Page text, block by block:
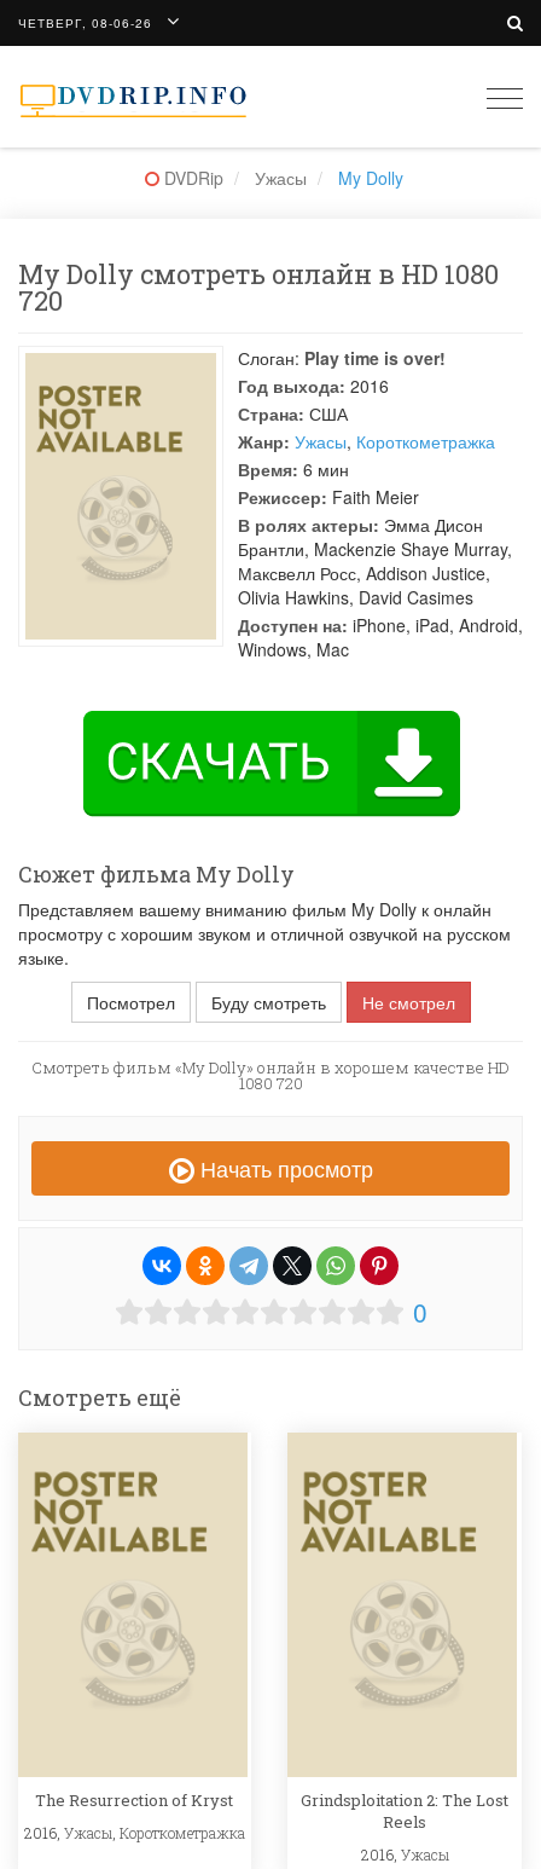
ЧЕТВЕРГ, 08-06-26
DVDRip Ужасы My Dolly
My Dolly смотреть онлайн в HD 1080
720
Слоган: Play time is over!
Год выхода: 2016
Страна: США
Жанр: Ужасы, Короткометражка
Время: 6 мин
Режиссер: Faith Meier
В ролях актеры: Эмма Дисон
Брантли, Mackenzie Shaye Murray,
Максвелл Росс, Addison Justice,
Olivia Hawkins, David Casimes
Доступен на: iPhone, iPad, Android,
Windows, Mac
Сюжет фильма My Dolly
Представляем вашему вниманию фильм My Dolly к онлайн
просмотру с хорошим звуком и отличной озвучкой на русском
языке.
Посмотрел
Буду смотреть Не смотрел
Смотреть фильм «My Dolly» онлайн в хорошем качестве HD
1080 720
Начать просмотр
0
Смотреть ещё
The Resurrection of Kryst
2016, Ужасы Короткометражка
Grindsploitation 2: The Lost
Reels
2016, Ужасы